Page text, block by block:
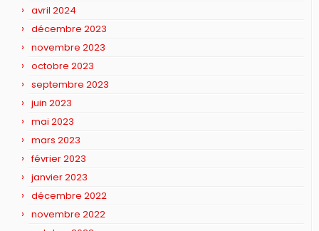
avril 2024
décembre 2023
novembre 2023
octobre 2023
septembre 2023
juin 2023
mai 2023
mars 2023
février 2023
janvier 2023
décembre 2022
novembre 2022